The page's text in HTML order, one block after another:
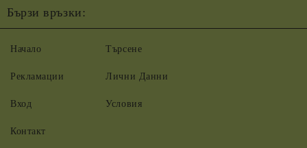
Бързи връзки:
Начало
Рекламации
Вход
Контакт
Търсене
Лични Данни
Условия